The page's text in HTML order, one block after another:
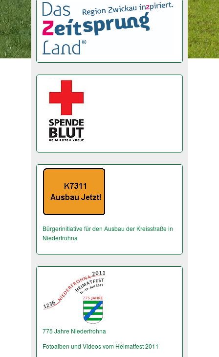
Bürgerinitiative für den Ausbau der Kreisstraße in
Niederfrohna
775 Jahre Niederfrohna
Fotoalben und Videos vom Heimatfest 2011